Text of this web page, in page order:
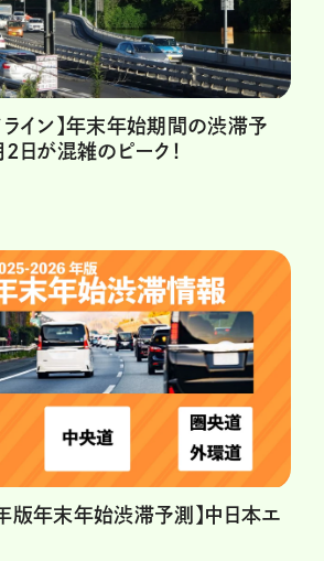
ライン】年末年始期間の渋滞予
日が混雑のピーク！
年末年始渋滞予測】中日本エ